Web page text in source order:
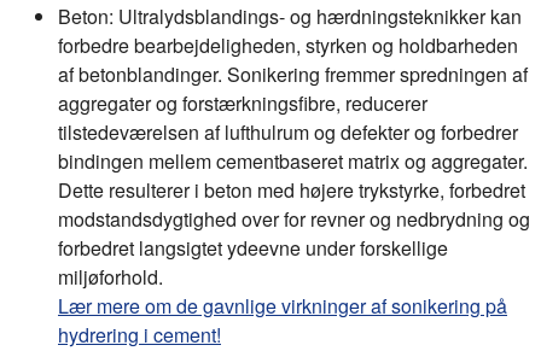
Beton: Ultralydsblandings- og hærdningsteknikker kan
forbedre bearbejdeligheden, styrken og holdbarheden
af betonblandinger. Sonikering fremmer spredningen af
aggregater og forstærkningsfibre, reducerer
tilstedeværelsen af lufthulrum og defekter og forbedrer
bindingen mellem cementbaseret matrix og aggregater.
Dette resulterer i beton med højere trykstyrke, forbedret
modstandsdygtighed over for revner og nedbrydning og
forbedret langsigtet ydeevne under forskellige
miljøforhold.
Lær mere om de gavnlige virkninger af sonikering på
hydrering i cement!